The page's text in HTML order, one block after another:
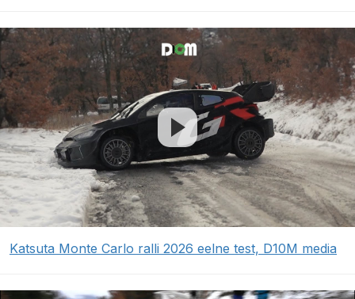
Katsuta Monte Carlo ralli 2026 eelne test, D10M media